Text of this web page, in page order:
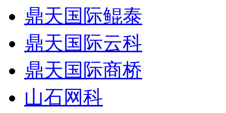
鼎天国际鲲泰
鼎天国际云科
鼎天国际商桥
山石网科